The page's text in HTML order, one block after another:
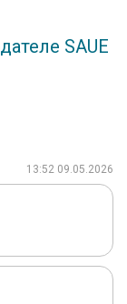
SAUE
13:52 09.05.2026